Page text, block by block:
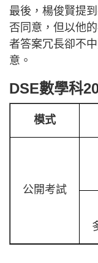
最後，楊俊賢提
否同意，但以他
者答案冗長卻不
意。
DSE數學科
模式
公開考試